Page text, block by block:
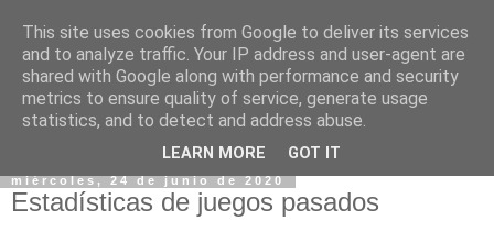
miércoles, 24 de junio de 2020
Estadísticas de juegos pasados
This site uses cookies from Google to deliver its services
and to analyze traffic. Your IP address and user-agent are
shared with Google along with performance and security
metrics to ensure quality of service, generate usage
statistics, and to detect and address abuse.
LEARN MORE GOT IT